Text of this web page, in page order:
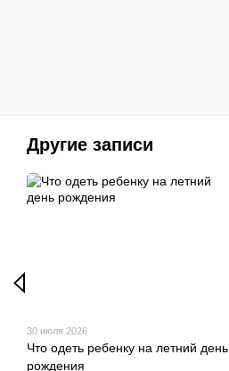
Другие записи
30 июля 2026
Что одеть ребенку на летний день
рождения